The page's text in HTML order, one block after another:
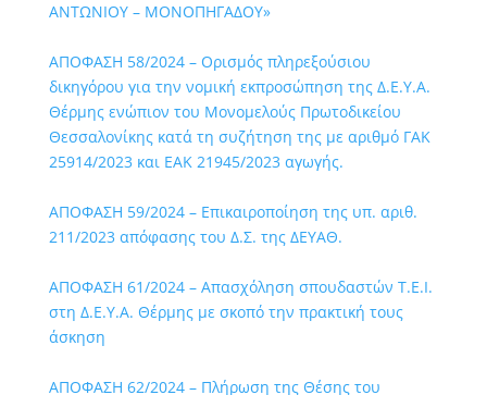
ΑΝΤΩΝΙΟΥ – ΜΟΝΟΠΗΓΑΔΟΥ»
ΑΠΟΦΑΣΗ 58/2024 – Ορισμός πληρεξούσιου
δικηγόρου για την νομική εκπροσώπηση της Δ.Ε.Υ.Α.
Θέρμης ενώπιον του Μονομελούς Πρωτοδικείου
Θεσσαλονίκης κατά τη συζήτηση της με αριθμό ΓΑΚ
25914/2023 και ΕΑΚ 21945/2023 αγωγής.
ΑΠΟΦΑΣΗ 59/2024 – Επικαιροποίηση της υπ. αριθ.
211/2023 απόφασης του Δ.Σ. της ΔΕΥΑΘ.
ΑΠΟΦΑΣΗ 61/2024 – Απασχόληση σπουδαστών Τ.Ε.Ι.
στη Δ.Ε.Υ.Α. Θέρμης με σκοπό την πρακτική τους
άσκηση
ΑΠΟΦΑΣΗ 62/2024 – Πλήρωση της Θέσης του